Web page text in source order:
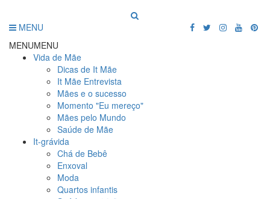
MENU
MENUMENU
Vida de Mãe
Dicas de It Mãe
It Mãe Entrevista
Mães e o sucesso
Momento "Eu mereço"
Mães pelo Mundo
Saúde de Mãe
It-grávida
Chá de Bebê
Enxoval
Moda
Quartos infantis